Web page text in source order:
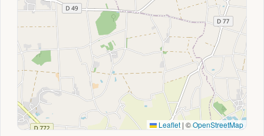
Leaflet | ©OpenStreetMap